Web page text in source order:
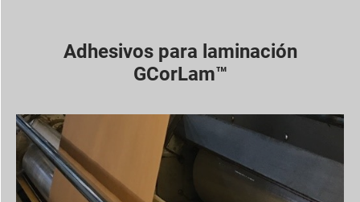
Adhesivos para laminación
GCorLam™